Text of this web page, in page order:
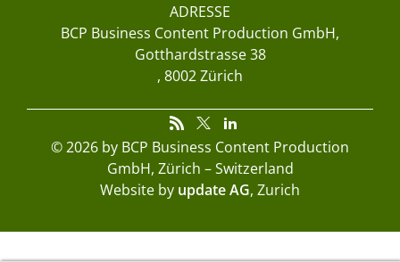
ADRESSE
BCP Business Content Production GmbH
Gotthardstrasse 38
8002 Zürich
© 2026 by BCP Business Content Production
GmbH, Zürich – Switzerland
Website by update AG, Zurich